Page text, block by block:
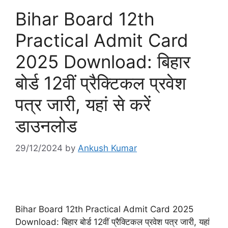
Bihar Board 12th
Practical Admit Card
2025 Download: बिहार
बोर्ड 12वीं प्रैक्टिकल प्रवेश
पत्र जारी, यहां से करें
डाउनलोड
29/12/2024 by Ankush Kumar
Bihar Board 12th Practical Admit Card 2025
Download: बिहार बोर्ड 12वीं प्रैक्टिकल प्रवेश पत्र जारी, यहां